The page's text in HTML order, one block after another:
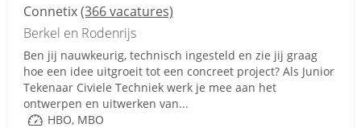
Connetix(366 vacatures)
Berkel en Rodenrijs
Ben jij nauwkeurig, technisch ingesteld en zie jij graag
hoe een idee uitgroeit tot een concreet project? Als Junior
Tekenaar Civiele Techniek werk je mee aan het
ontwerpen en uitwerken van...
HBO, MBO